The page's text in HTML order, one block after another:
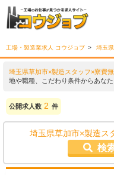
工場・製造業求人 コウジョブ 埼玉
埼玉県草加市×製造スタッフ×寮費
地や職種、こだわり条件からあな
公開求人数 2 件
埼玉県草加市×製造ス
検